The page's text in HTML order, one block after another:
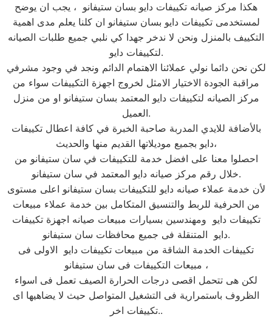
هكذا مركز صيانه تكييفات دايو بسان ستيفانو ، يجب ان يوضح
لمستخدمى تكييفات دايو بسان ستيفانو ان كلنا يعلم مدى اهمية
التكييف بالمنزل ونحن لا ندخر جهدا كي نلبي جميع طلبات الصيانه
لتكييفات دايو.
لكن نحن دائما نولي عملائنا الاهتمام الدائم ونجد في وجود مشرفي
مراقبة الجودة الاختيار الامثل لخروج اجهزة التكييفات سواء من
مركز الصيانه لتكييفات دايو المعتمد بسان ستيفانو او من منزل
العميل.
بالأضافة للايدي المدربة صاحبة الخبرة في كافة اعطال تكييفات
دايو بجميع موديلاتها القديم منها والحديث،
احصلوا معنا على افضل خدمة للتكييفات في سان ستيفانو من
خلال رقم مركز صيانه دايو المعتمد في سان ستيفانو.
لأن خدمة عملاء صيانه دايو للتكييفات بسان ستيفانو اعلى مستوى
من الحرفية للربط والتنسيق المتكامل بين خدمة عملاء مبيعات
تكييفات دايو ومهندسين بسيارات مبيعات صيانه اجهزة تكييفات
دايو المتنقلة فى جميع محافظات سان ستيفانو.
تكييفات الخدمة الشاقة من مبيعات تكييفات دايو الاولى فى
مبيعات التكييفات فى سان ستيفانو ،
لكن هى تتحمل اقصى درجات الحرارة الصيف تعمل فى اسواء
الظروف باستمرارية فى التشغيل المتواصل حيث لا يضاهيها اى
تكييفات اخر..